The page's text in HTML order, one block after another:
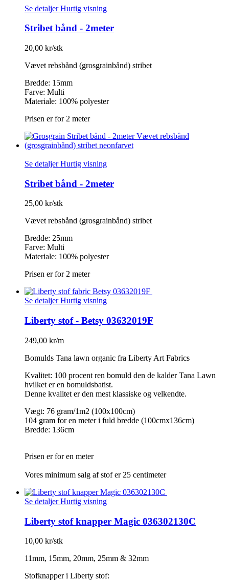
Se detaljerHurtig visning
Stribet bånd - 2meter
20,00 kr/stk
Vævet rebsbånd (grosgrainbånd) stribet
Bredde: 15mm
Farve: Multi
Materiale: 100% polyester
Prisen er for 2 meter
Se detaljerHurtig visning
Stribet bånd - 2meter
25,00 kr/stk
Vævet rebsbånd (grosgrainbånd) stribet
Bredde: 25mm
Farve: Multi
Materiale: 100% polyester
Prisen er for 2 meter
Se detaljerHurtig visning
Liberty stof - Betsy 03632019F
249,00 kr/m
Bomulds Tana lawn organic fra Liberty Art Fabrics
Kvalitet: 100 procent ren bomuld den de kalder Tana Lawn
hvilket er en bomuldsbatist.
Denne kvalitet er den mest klassiske og velkendte.
Vægt: 76 gram/1m2 (100x100cm)
104 gram for en meter i fuld bredde (100cmx136cm)
Bredde: 136cm
Prisen er for en meter
Vores minimum salg af stof er 25 centimeter
Se detaljerHurtig visning
Liberty stof knapper Magic 036302130C
10,00 kr/stk
11mm, 15mm, 20mm, 25mm & 32mm
Stofknapper i Liberty stof: